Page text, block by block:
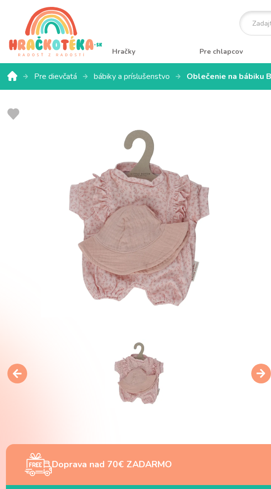
Hračky Pre chlapcov
Pre dievčatá bábiky a príslušenstvo Oblečenie na bábiku
Doprava nad 70€ ZADARMO